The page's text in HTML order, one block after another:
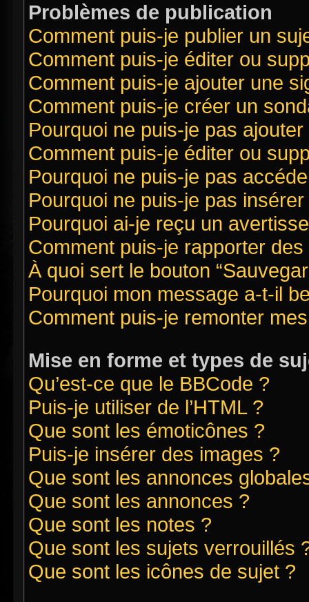
Problèmes de publication
Comment puis-je publier un
Comment puis-je éditer ou
Comment puis-je ajouter une
Comment puis-je créer un
Pourquoi ne puis-je pas
Comment puis-je éditer ou
Pourquoi ne puis-je pas
Pourquoi ne puis-je pas
Pourquoi ai-je reçu un
Comment puis-je rapporter
À quoi sert le bouton
Pourquoi mon message a-t-il
Comment puis-je remonter
Mise en forme et types de
Qu’est-ce que le BBCode ?
Puis-je utiliser de l’HTML ?
Que sont les émoticônes ?
Puis-je insérer des images ?
Que sont les annonces
Que sont les annonces ?
Que sont les notes ?
Que sont les sujets verrouillés
Que sont les icônes de sujet ?